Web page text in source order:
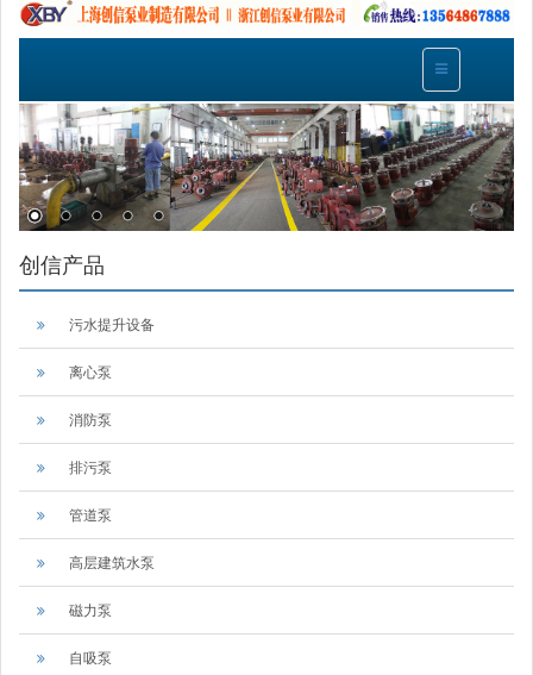
创信产品
污水提升设备
离心泵
消防泵
排污泵
管道泵
高层建筑水泵
磁力泵
自吸泵